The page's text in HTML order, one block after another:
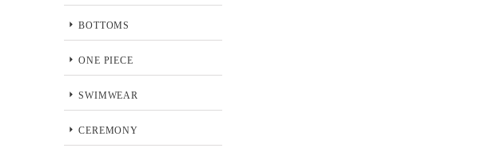
BOTTOMS
ONE PIECE
SWIMWEAR
CEREMONY